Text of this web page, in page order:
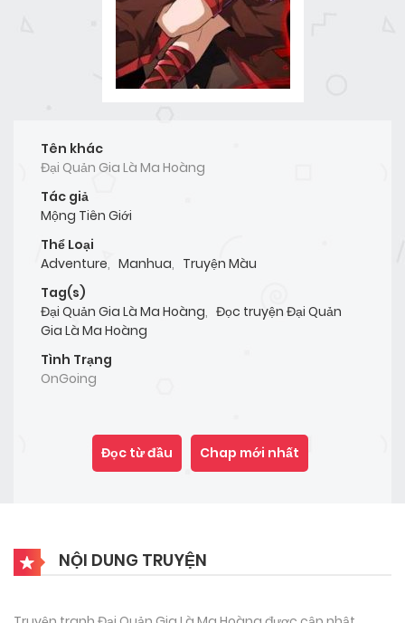
Tên khác
Đại Quản Gia Là Ma Hoàng
Tác giả
Mộng Tiên Giới
Thể Loại
Adventure, Manhua, Truyện Màu
Tag(s)
Đại Quản Gia Là Ma Hoàng, Đọc truyện Đại Quản
Gia Là Ma Hoàng
Tình Trạng
OnGoing
Đọc từ đầu Chap mới nhất
NỘI DUNG TRUYỆN